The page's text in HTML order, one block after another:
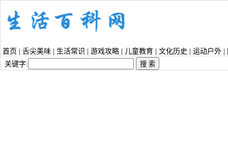
首页 舌尖美味 生活常识 游戏攻略 儿童教育 文化历史 运动户外
关键字: